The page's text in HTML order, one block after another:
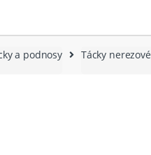
a podnosy Tácky